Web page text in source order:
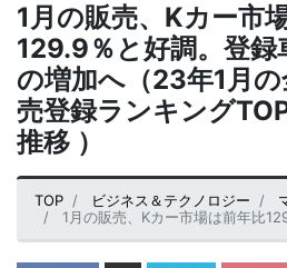
1月の販売、Kカー市
129.9％と好調。登録
の増加へ（23年1月
売登録ランキング
推移 ）
TOP ビジネス＆テクノロジー
1月の販売、Kカー市場は前年比129.9％と好調。登録車は2ヶ月ぶりの増加へ（23年1